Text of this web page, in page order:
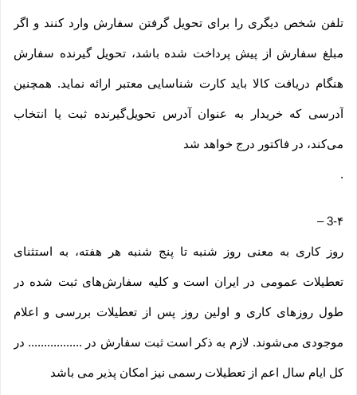
تلفن شخص دیگری را برای تحویل گرفتن سفارش وارد کنند و اگر
مبلغ سفارش از پیش پرداخت شده باشد، تحویل گیرنده سفارش
هنگام دریافت کالا باید کارت شناسایی معتبر ارائه نماید. همچنین
آدرسی که خریدار به عنوان آدرس تحویل‌گیرنده ثبت یا انتخاب
می‌کند، در فاکتور درج خواهد شد
.
3-۴–
روز کاری به معنی روز شنبه تا پنج شنبه هر هفته، به استثنای
تعطیلات عمومی در ایران است و کلیه سفارش‏‌های ثبت شده در
طول روزهای کاری و اولین روز پس از تعطیلات بررسی و اعلام
موجودی می‌‏شوند. لازم به ذکر است ثبت سفارش در ................. در
کل ایام سال اعم از تعطیلات رسمی نیز امکان پذیر می باشد